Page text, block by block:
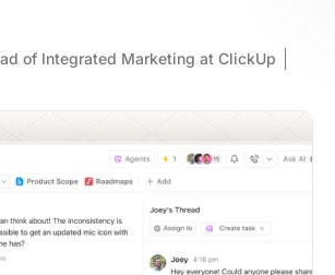
of Integrated Marketing at ClickUp